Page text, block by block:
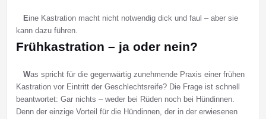
Eine Kastration macht nicht notwendig dick und faul – aber sie
kann dazu führen.
Frühkastration – ja oder nein?
Was spricht für die gegenwärtig zunehmende Praxis einer frühen
Kastration vor Eintritt der Geschlechtsreife? Die Frage ist schnell
beantwortet: Gar nichts – weder bei Rüden noch bei Hündinnen.
Denn der einzige Vorteil für die Hündinnen, der in der erwiesenen